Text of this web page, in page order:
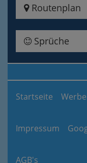
Routenplan
Sprüche
Startseite
Impressum
AGB's